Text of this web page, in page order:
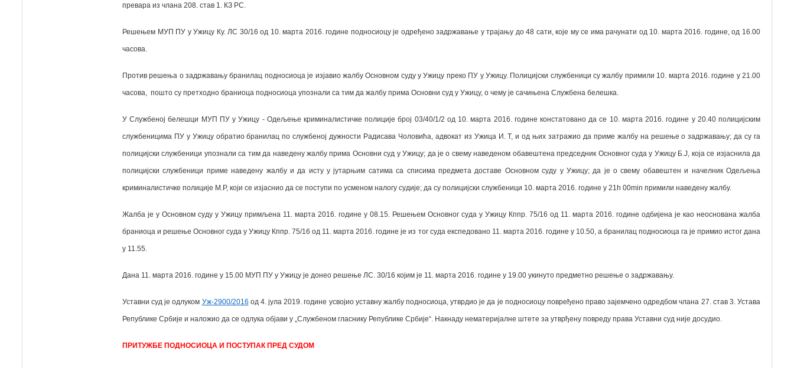
превара из члана 208. став 1. КЗ РС.
Решењем МУП ПУ у Ужицу Ку. ЛС 30/16 од 10. марта 2016. године подносиоцу је одређено задржавање у трајању до 48 сати, које му се има рачунати од 10. марта 2016. године, од 16.00
часова.
Против решења о задржавању бранилац подносиоца је изјавио жалбу Основном суду у Ужицу преко ПУ у Ужицу. Полицијски службеници су жалбу примили 10. марта 2016. године у 21.00
часова, пошто су претходно браниоца подносиоца упознали са тим да жалбу прима Основни суд у Ужицу, о чему је сачињена Службена белешка.
У Службеној белешци МУП ПУ у Ужицу - Одељење криминалистичке полиције број 03/40/1/2 од 10. марта 2016. године констатовано да се 10. марта 2016. године у 20.40 полицијским
службеницима ПУ у Ужицу обратио бранилац по службеној дужности Радисава Чоловића, адвокат из Ужица И. Т, и од њих затражио да приме жалбу на решење о задржавању; да су га
полицијски службеници упознали са тим да наведену жалбу прима Основни суд у Ужицу; да је о свему наведеном обавештена председник Основног суда у Ужицу Б.Ј, која се изјаснила да
полицијски службеници приме наведену жалбу и да исту у јутарњим сатима са списима предмета доставе Основном суду у Ужицу; да је о свему обавештен и начелник Одељења
криминалистичке полиције М.Р, који се изјаснио да се поступи по усменом налогу судије; да су полицијски службеници 10. марта 2016. године у 21h 00min примили наведену жалбу.
Жалба је у Основнoм суду у Ужицу примљена 11. марта 2016. године у 08.15. Решењем Основног суда у Ужицу Кппр. 75/16 од 11. марта 2016. године одбијена је као неоснована жалба
браниоца и решење Основног суда у Ужицу Кппр. 75/16 од 11. марта 2016. године је из тог суда експедовано 11. марта 2016. године у 10.50, а бранилац подносиоца га је примио истог дана
у 11.55.
Дана 11. марта 2016. године у 15.00 МУП ПУ у Ужицу је донео решење ЛС. 30/16 којим је 11. марта 2016. године у 19.00 укинуто предметно решење о задржавању.
Уставни суд је одлуком Уж-2900/2016 од 4. јула 2019. године усвојио уставну жалбу подносиоца, утврдио је да је подносиоцу повређено право зајемчено одредбом члана 27. став 3. Устава
Републике Србије и наложио да се одлука објави у „Службеном гласнику Републике Србије“. Накнаду нематеријалне штете за утврђену повреду права Уставни суд није досудио.
ПРИТУЖБЕ ПОДНОСИОЦА И ПОСТУПАК ПРЕД СУДОМ